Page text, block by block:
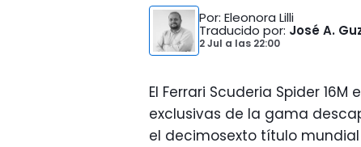
Por: Eleonora Lilli
Traducido por: José A.
2 Jul a las 22:00
El Ferrari Scuderia Spider
exclusivas de la gama
el decimosexto título